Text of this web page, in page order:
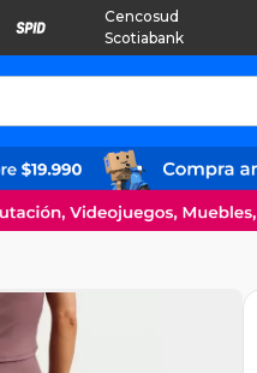
Cencosud
Scotiabank